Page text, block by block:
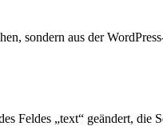
sondern aus der
Feldes „text“ geändert, die